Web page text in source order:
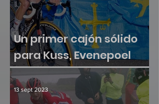
Un primer cajón sólido
para Kuss, Evenepoel
sumó otra victoria
13 sept 2023